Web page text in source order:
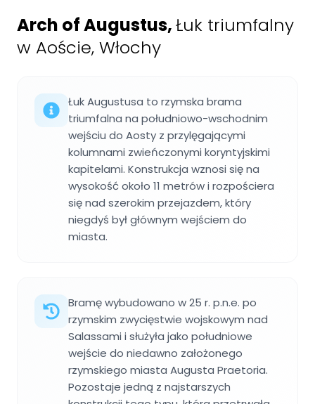
Arch of Augustus,Łuk triumfalny
w Aoście, Włochy
Łuk Augustusa to rzymska brama
triumfalna na południowo-wschodnim
wejściu do Aosty z przylęgającymi
kolumnami zwieńczonymi koryntyjskimi
kapitelami. Konstrukcja wznosi się na
wysokość około 11 metrów i rozpościera
się nad szerokim przejazdem, który
niegdyś był głównym wejściem do
miasta.
Bramę wybudowano w 25 r. p.n.e. po
rzymskim zwycięstwie wojskowym nad
Salassami i służyła jako południowe
wejście do niedawno założonego
rzymskiego miasta Augusta Praetoria.
Pozostaje jedną z najstarszych